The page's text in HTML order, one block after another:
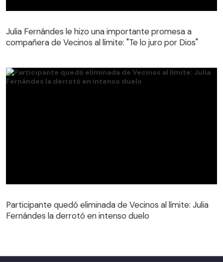
compañera de Vecinos al límite: "Te lo juro por Dios"
Julia Fernándes le hizo una importante promesa a
compañera de Vecinos al límite: "Te lo juro por Dios"
Fernándes la derrotó en intenso duelo
Participante quedó eliminada de Vecinos al límite: Julia
Fernándes la derrotó en intenso duelo